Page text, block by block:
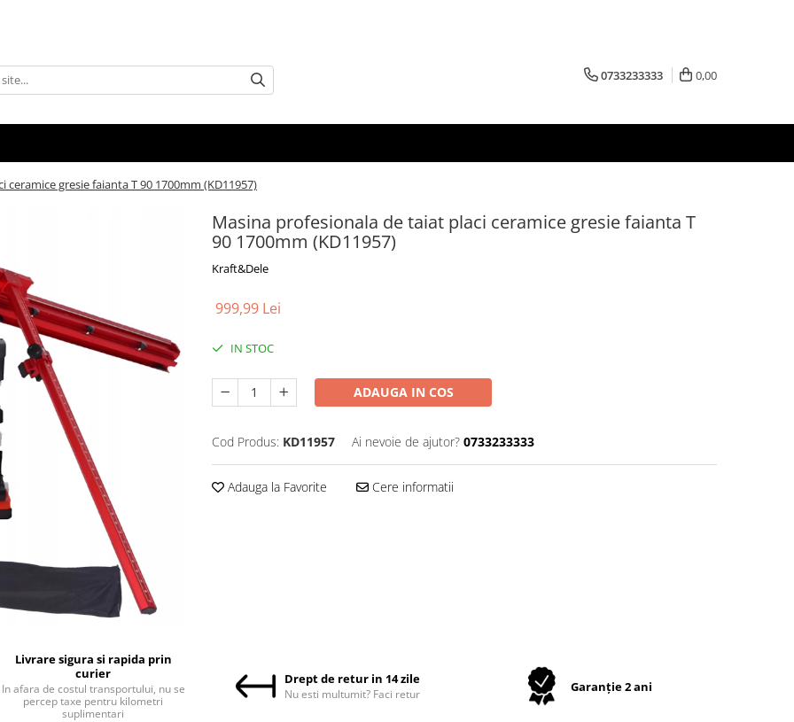
0733233333 0,00
gresie faianta T 90 1700mm (KD11957)
Masina profesionala de taiat placi ceramice gresie faianta T
90 1700mm (KD11957)
Kraft&Dele
999,99 Lei
IN STOC
ADAUGA IN COS
Cod Produs: KD11957 Ai nevoie de ajutor? 0733233333
Adauga la Favorite Cere informatii
Livrare sigura si rapida prin
curier
In afara de costul transportului, nu se
percep taxe pentru kilometri
suplimentari
Drept de retur in 14 zile
Nu esti multumit? Faci retur Garanție 2 ani